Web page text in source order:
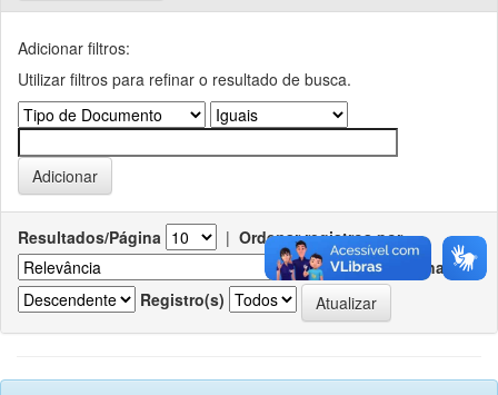
Adicionar filtros:
Utilizar filtros para refinar o resultado de busca.
Resultados/Página | Ordenar registros por
Ordenar
Registro(s)